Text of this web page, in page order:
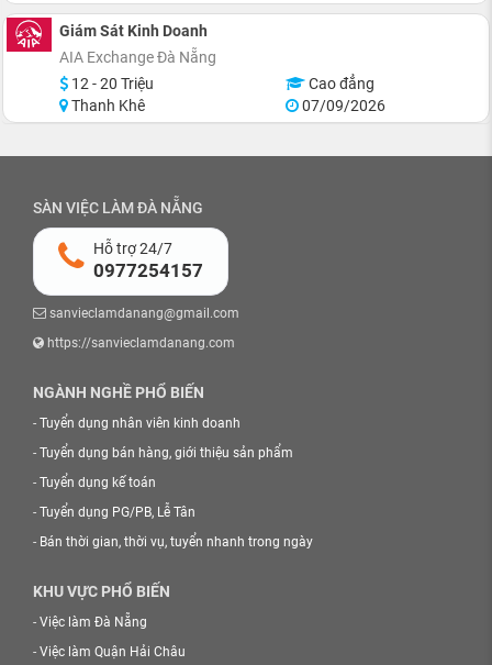
Giám Sát Kinh Doanh
AIA Exchange Đà Nẵng
12 - 20 Triệu
Cao đẳng
Thanh Khê
07/09/2026
SÀN VIỆC LÀM ĐÀ NẴNG
Hỗ trợ 24/7
0977254157
sanvieclamdanang@gmail.com
https://sanvieclamdanang.com
NGÀNH NGHỀ PHỔ BIẾN
- Tuyển dụng nhân viên kinh doanh
- Tuyển dụng bán hàng, giới thiệu sản phẩm
- Tuyển dụng kế toán
- Tuyển dụng PG/PB, Lễ Tân
- Bán thời gian, thời vụ, tuyển nhanh trong ngày
KHU VỰC PHỔ BIẾN
- Việc làm Đà Nẵng
- Việc làm Quận Hải Châu